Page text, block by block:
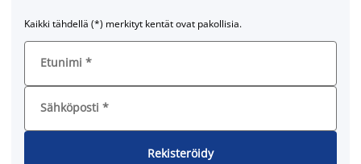
Kaikki tähdellä (*) merkityt kentät ovat pakollisia.
Etunimi *
Sähköposti *
Rekisteröidy